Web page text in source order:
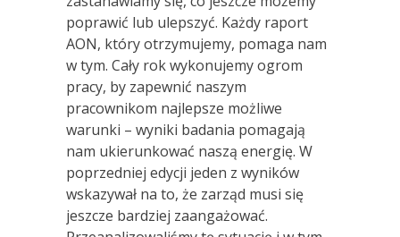
poprawić lub ulepszyć. Każdy raport
AON, który otrzymujemy, pomaga nam
w tym. Cały rok wykonujemy ogrom
pracy, by zapewnić naszym
pracownikom najlepsze możliwe
warunki – wyniki badania pomagają
nam ukierunkować naszą energię. W
poprzedniej edycji jeden z wyników
wskazywał na to, że zarząd musi się
jeszcze bardziej zaangażować.